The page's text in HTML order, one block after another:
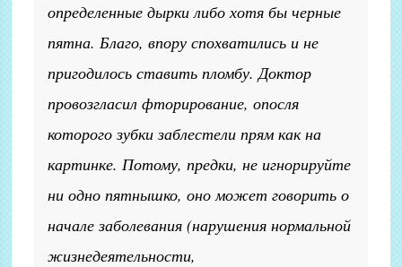
определенные дырки либо хотя бы черные
пятна. Благо, впору спохватились и не
пригодилось ставить пломбу. Доктор
провозгласил фторирование, опосля
которого зубки заблестели прям как на
картинке. Потому, предки, не игнорируйте
ни одно пятнышко, оно может говорить о
начале заболевания(нарушения нормальной
жизнедеятельности,